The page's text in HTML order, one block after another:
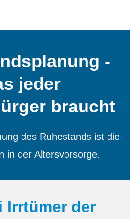
-
jeder
braucht
des Ruhestands ist die
in der Alters­vorsorge.
Irrtümer der